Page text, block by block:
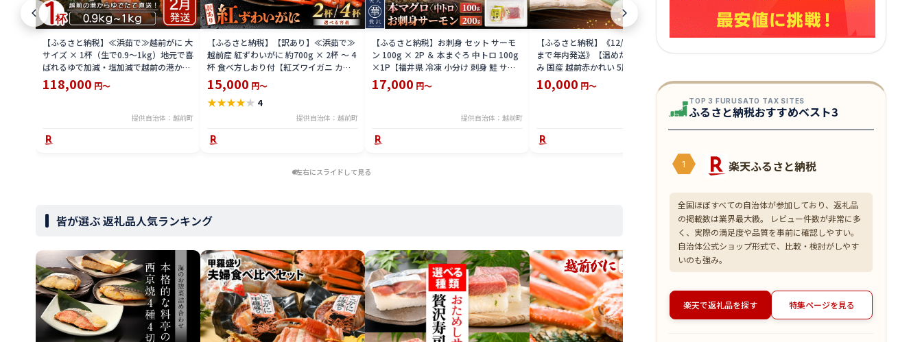
【ふるさと納税】≪浜茹で≫越前がに 大
サイズ × 1杯（生で0.9〜1kg）地元で喜
ばれるゆで加減・塩加減で越前の港から
直送！【雄 ズワイガニ ずわいがに 越前
ガニ 姿 ボイル 冷蔵 福井県】【2月発送
入ください [e23-x004_02]
118,000 円～
提供自治体：越前町
【ふるさと納税】【訳あり】≪浜茹で≫
越前産 紅ずわいがに 約700g × 2杯 〜 4
杯 食べ方しおり付【紅ズワイガニ カニ
かに 蟹 姿 ボイル 冷蔵 福井県】【4月発
送分】希望日指定不可
15,000 円～
★★★★★ 4
提供自治体：越前町
【ふるさと納税】お刺身 セット サーモ
ン 100g × 2P ＆ 本まぐろ 中トロ 100g
×1P【福井県 冷凍 小分け 刺身 鮭 サケ
さけ マグロ 鮪 】
17,000 円～
提供自治体：越前町
【ふるさと納税】《12/25寄附決済完了
まで年内発送》【温めだけ】焼き調理済
み 国産 越前赤かれい 5尾 干物 焼きカレ
イ / 冷凍 カレイ 小分け 総菜 焼魚 さかな
魚 【越前海岸・美味直送シリーズ】
10,000 円～
提供自治体：越前町
えび 250g × 2Pセット 小分け パックで
海産物 魚貝類 魚介類 新鮮 冷凍 】
10,000円～
提供自治体：越前町
【ふるさと納
わいがに 2杯
かに 蟹 姿 ボ
送分】希望
23,000
左右にスライドして見る
皆が選ぶ 返礼品人気ランキング
TOP 3 FURUSATO TAX SITES
ふるさと納税おすすめベスト3
1 楽天ふるさと納税
全国ほぼすべての自治体が参加しており、返礼品
の掲載数は業界最大級。 レビュー件数が非常に多
く、実際の満足度や品質を事前に確認しやすい。
自治体公式ショップ形式で、比較・検討がしやす
いのも強み。
楽天で返礼品を探す 特集ページを見る